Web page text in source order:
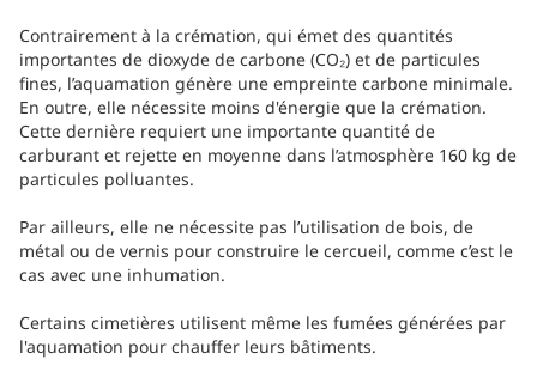
Contrairement à la crémation, qui émet des quantités
importantes de dioxyde de carbone (CO₂) et de particules
fines, l’aquamation génère une empreinte carbone minimale.
En outre, elle nécessite moins d'énergie que la crémation.
Cette dernière requiert une importante quantité de
carburant et rejette en moyenne dans l’atmosphère 160 kg de
particules polluantes.
Par ailleurs, elle ne nécessite pas l’utilisation de bois, de
métal ou de vernis pour construire le cercueil, comme c’est le
cas avec une inhumation.
Certains cimetières utilisent même les fumées générées par
l'aquamation pour chauffer leurs bâtiments.